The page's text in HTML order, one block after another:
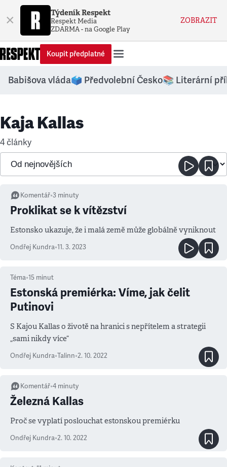
× Týdeník Respekt
Respekt Media
ZDARMA - na Google Play
ZOBRAZIT
Koupit předplatné
Babišova vláda🗳️ Předvolební Česko📚 Literární
Kaja Kallas
4 články
Komentář•3 minuty
Proklikat se k vítězství
Estonsko ukazuje, že i malá země může globálně vyniknout
Ondřej Kundra•11. 3. 2023
Téma•15 minut
Estonská premiérka: Víme, jak čelit
Putinovi
S Kajou Kallas o životě na hranici s nepřítelem a strategii
„sami nikdy více“
Ondřej Kundra•Talinn•2. 10. 2022
Komentář•4 minuty
Železná Kallas
Proč se vyplatí poslouchat estonskou premiérku
Ondřej Kundra•2. 10. 2022